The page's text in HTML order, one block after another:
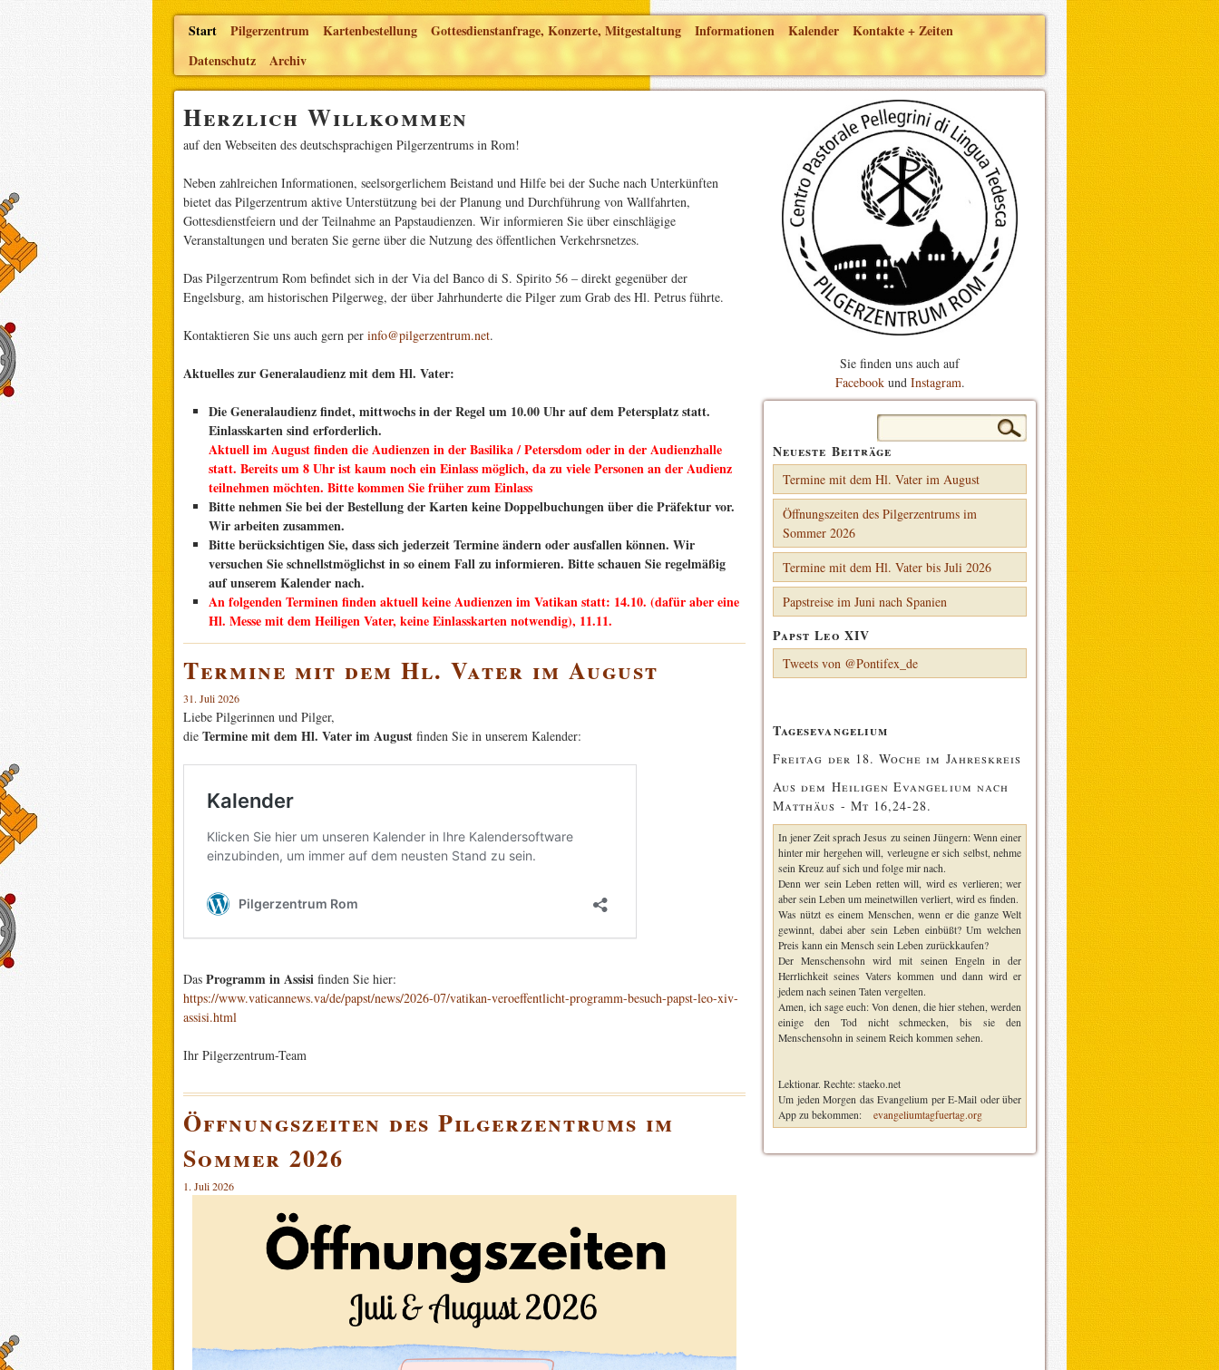
Start Pilgerzentrum Kartenbestellung Gottesdienstanfrage, Konzerte, Mitgestaltung Informationen Kalender
Kontakte + Zeiten
Datenschutz
Archiv
Herzlich Willkommen
auf den Webseiten des deutschsprachigen Pilgerzentrums in Rom!
Neben zahlreichen Informationen, seelsorgerlichem Beistand und Hilfe bei der Suche nach Unterkünften
bietet das Pilgerzentrum aktive Unterstützung bei der Planung und Durchführung von Wallfahrten,
Gottesdienstfeiern und der Teilnahme an Papstaudienzen. Wir informieren Sie über einschlägige
Veranstaltungen und beraten Sie gerne über die Nutzung des öffentlichen Verkehrsnetzes.
Das Pilgerzentrum Rom befindet sich in der Via del Banco di S. Spirito 56 – direkt gegenüber der
Engelsburg, am historischen Pilgerweg, der über Jahrhunderte die Pilger zum Grab des Hl. Petrus führte.
Kontaktieren Sie uns auch gern per info@pilgerzentrum.net.
Aktuelles zur Generalaudienz mit dem Hl. Vater:
Die Generalaudienz findet, mittwochs in der Regel um 10.00 Uhr auf dem Petersplatz statt.
Einlasskarten sind erforderlich.
Aktuell im August finden die Audienzen in der Basilika / Petersdom oder in der Audienzhalle
statt. Bereits um 8 Uhr ist kaum noch ein Einlass möglich, da zu viele Personen an der Audienz
teilnehmen möchten. Bitte kommen Sie früher zum Einlass
Bitte nehmen Sie bei der Bestellung der Karten keine Doppelbuchungen über die Präfektur vor.
Wir arbeiten zusammen.
Bitte berücksichtigen Sie, dass sich jederzeit Termine ändern oder ausfallen können. Wir
versuchen Sie schnellstmöglichst in so einem Fall zu informieren. Bitte schauen Sie regelmäßig
auf unserem Kalender nach.
An folgenden Terminen finden aktuell keine Audienzen im Vatikan statt: 14.10. (dafür aber eine
Hl. Messe mit dem Heiligen Vater, keine Einlasskarten notwendig), 11.11.
Termine mit dem Hl. Vater im August
31. Juli 2026
Liebe Pilgerinnen und Pilger,
die Termine mit dem Hl. Vater im August finden Sie in unserem Kalender:
Das Programm in Assisi finden Sie hier:
https://www.vaticannews.va/de/papst/news/2026-07/vatikan-veroeffentlicht-programm-besuch-papst-leo-xiv-
assisi.html
Ihr Pilgerzentrum-Team
Öffnungszeiten des Pilgerzentrums im
Sommer 2026
1. Juli 2026
Sie finden uns auch auf
Facebookund Instagram.
Suchen
Neueste Beiträge
Termine mit dem Hl. Vater im August
Öffnungszeiten des Pilgerzentrums im
Sommer 2026
Termine mit dem Hl. Vater bis Juli 2026
Papstreise im Juni nach Spanien
Papst Leo XIV
Tweets von @Pontifex_de
Tagesevangelium
Freitag der 18. Woche im Jahreskreis
Aus dem Heiligen Evangelium nach
Matthäus - Mt 16,24-28.
In jener Zeit sprach Jesus zu seinen Jüngern: Wenn einer
hinter mir hergehen will, verleugne er sich selbst, nehme
sein Kreuz auf sich und folge mir nach.
Denn wer sein Leben retten will, wird es verlieren; wer
aber sein Leben um meinetwillen verliert, wird es finden.
Was nützt es einem Menschen, wenn er die ganze Welt
gewinnt, dabei aber sein Leben einbüßt? Um welchen
Preis kann ein Mensch sein Leben zurückkaufen?
Der Menschensohn wird mit seinen Engeln in der
Herrlichkeit seines Vaters kommen und dann wird er
jedem nach seinen Taten vergelten.
Amen, ich sage euch: Von denen, die hier stehen, werden
einige den Tod nicht schmecken, bis sie den
Menschensohn in seinem Reich kommen sehen.
Lektionar. Rechte: staeko.net
Um jeden Morgen das Evangelium per E-Mail oder über
App zu bekommen:
evangeliumtagfuertag.org